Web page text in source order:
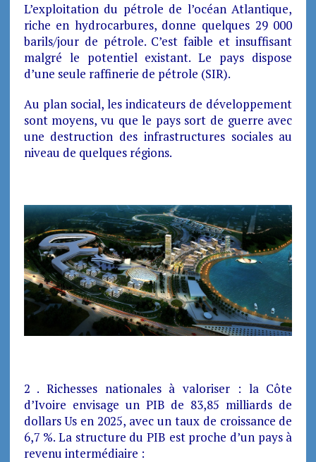
L’exploitation du pétrole de l’océan Atlantique,
riche en hydrocarbures, donne quelques 29 000
barils/jour de pétrole. C’est faible et insuffisant
malgré le potentiel existant. Le pays dispose
d’une seule raffinerie de pétrole (SIR).
Au plan social, les indicateurs de développement
sont moyens, vu que le pays sort de guerre avec
une destruction des infrastructures sociales au
niveau de quelques régions.
2 . Richesses nationales à valoriser : la Côte
d’Ivoire envisage un PIB de 83,85 milliards de
dollars Us en 2025, avec un taux de croissance de
6,7 %. La structure du PIB est proche d’un pays à
revenu intermédiaire :